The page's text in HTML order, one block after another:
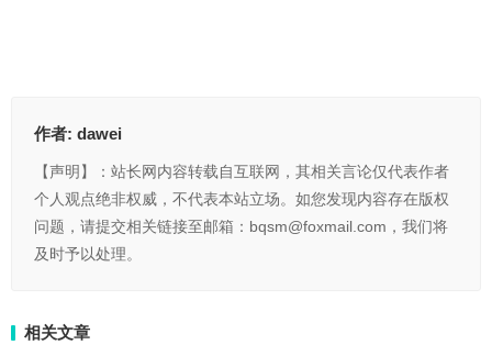
作者: dawei
【声明】：站长网内容转载自互联网，其相关言论仅代表作者
个人观点绝非权威，不代表本站立场。如您发现内容存在版权
问题，请提交相关链接至邮箱：bqsm@foxmail.com，我们将
及时予以处理。
相关文章